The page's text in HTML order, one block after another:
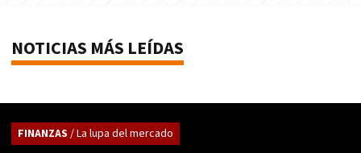
NOTICIAS MÁS LEÍDAS
FINANZAS / La lupa del mercado